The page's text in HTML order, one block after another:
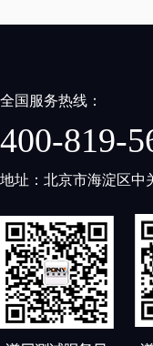
全国服务热线：
400-819-
地址：北京市海淀区中